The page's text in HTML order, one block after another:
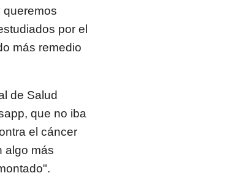
queremos
por el
más remedio
de Salud
que no iba
el cáncer
algo más